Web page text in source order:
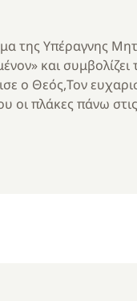
της Υπέραγνης
και συμβολίζει
ο Θεός,Τον
οι πλάκες πάνω